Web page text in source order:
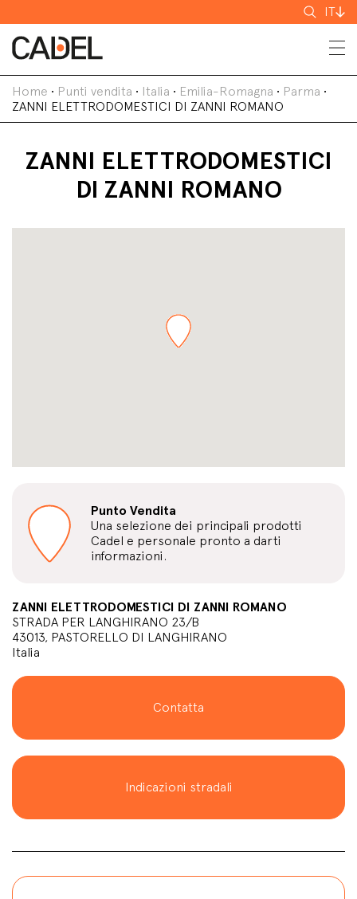
Cerca
IT
Home • Punti vendita • Italia • Emilia-Romagna • Parma •
ZANNI ELETTRODOMESTICI DI ZANNI ROMANO
ZANNI ELETTRODOMESTICI
DI ZANNI ROMANO
Punto Vendita
Una selezione dei principali prodotti
Cadel e personale pronto a darti
informazioni.
ZANNI ELETTRODOMESTICI DI ZANNI ROMANO
STRADA PER LANGHIRANO 23/B
43013, PASTORELLO DI LANGHIRANO
Italia
Contatta
Indicazioni stradali